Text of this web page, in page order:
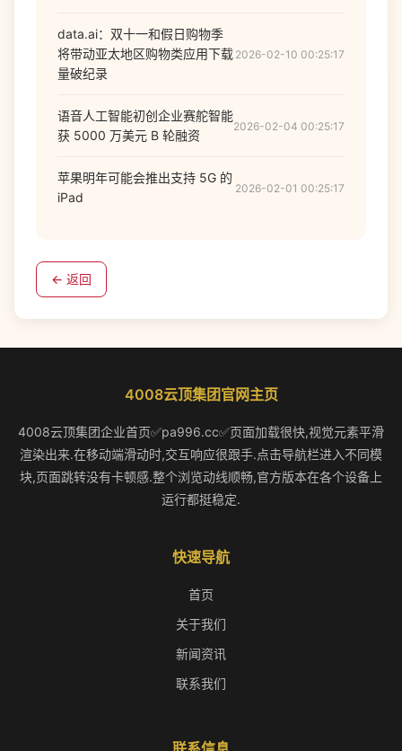
data.ai：双十一和假日购物季
将带动亚太地区购物类应用下载
量破纪录
2026-02-10 00:25:17
语音人工智能初创企业赛舵智能
获 5000 万美元 B 轮融资
2026-02-04 00:25:17
苹果明年可能会推出支持 5G 的
iPad
2026-02-01 00:25:17
← 返回
4008云顶集团官网主页
4008云顶集团企业首页✅pa996.cc✅页面加载很快,视觉元素平滑
渲染出来.在移动端滑动时,交互响应很跟手.点击导航栏进入不同模
块,页面跳转没有卡顿感.整个浏览动线顺畅,官方版本在各个设备上
运行都挺稳定.
快速导航
首页
关于我们
新闻资讯
联系我们